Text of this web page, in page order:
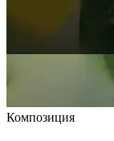
Композиция